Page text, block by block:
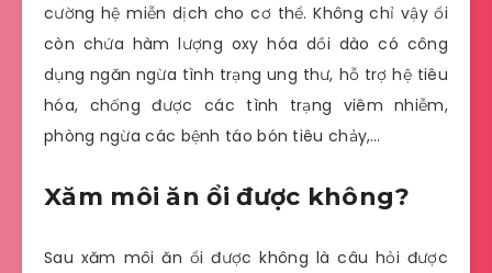
cường hệ miễn dịch cho cơ thể. Không chỉ vậy ổi
còn chứa hàm lượng oxy hóa dồi dào có công
dụng ngăn ngừa tình trạng ung thư, hỗ trợ hệ tiêu
hóa, chống được các tình trạng viêm nhiễm,
phòng ngừa các bệnh táo bón tiêu chảy,…
Xăm môi ăn ổi được không?
Sau xăm môi ăn ổi được không là câu hỏi được